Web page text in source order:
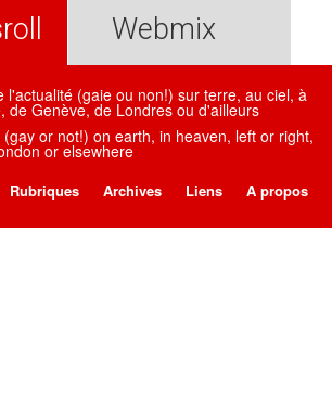
Webmix
l'actualité (gaie ou non!) sur terre, au ciel, à
de Genève, de Londres ou d'ailleurs
(gay or not!) on earth, in heaven, left or right,
or elsewhere
Rubriques Archives Liens A propos